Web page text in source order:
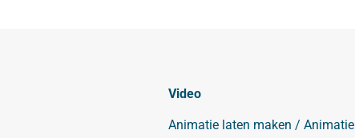
Video
Animatie laten maken / Animatie